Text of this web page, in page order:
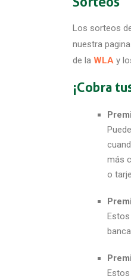
Los sorteos
nuestra
de la WLA y
¡Cobra
más
o